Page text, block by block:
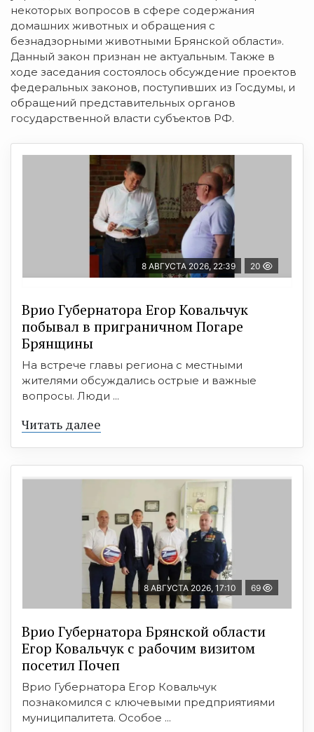
некоторых вопросов в сфере содержания
домашних животных и обращения с
безнадзорными животными Брянской области».
Данный закон признан не актуальным. Также в
ходе заседания состоялось обсуждение проектов
федеральных законов, поступивших из Госдумы, и
обращений представительных органов
государственной власти субъектов РФ.
8 АВГУСТА 2026, 22:39 20
Врио Губернатора Егор Ковальчук
побывал в приграничном Погаре
Брянщины
На встрече главы региона с местными
жителями обсуждались острые и важные
вопросы. Люди ...
Читать далее
8 АВГУСТА 2026, 17:10 69
Врио Губернатора Брянской области
Егор Ковальчук с рабочим визитом
посетил Почеп
Врио Губернатора Егор Ковальчук
познакомился с ключевыми предприятиями
муниципалитета. Особое ...